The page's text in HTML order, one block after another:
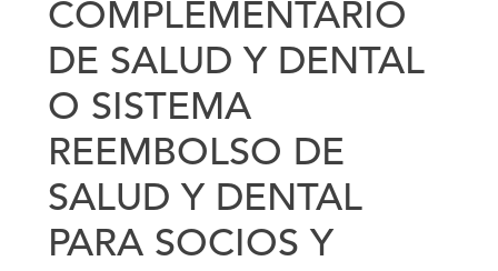
COMPLEMENTARIO
DE SALUD Y DENTAL
O SISTEMA
REEMBOLSO DE
SALUD Y DENTAL
PARA SOCIOS Y